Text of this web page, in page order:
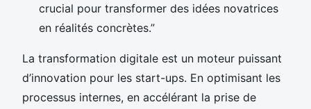
crucial pour transformer des idées novatrices
en réalités concrètes.”
La transformation digitale est un moteur puissant
d’innovation pour les start-ups. En optimisant les
processus internes, en accélérant la prise de